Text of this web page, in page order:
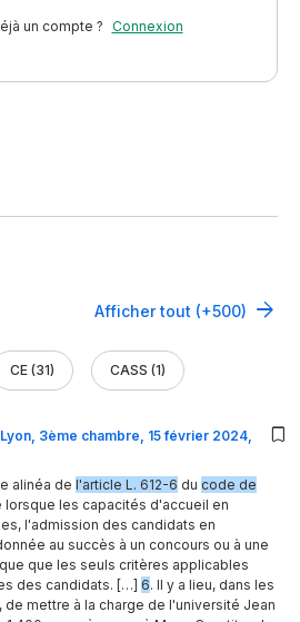
un compte ? Connexion
Afficher tout (+500)
CE (31) CASS (1)
3ème chambre, 15 février 2024,
alinéa de l'article L. 612-6 du code de
lorsque les capacités d'accueil en
l'admission des candidats en
au succès à un concours ou à une
que les seuls critères applicables
des candidats. […] 6. Il y a lieu, dans les
mettre à la charge de l'université Jean